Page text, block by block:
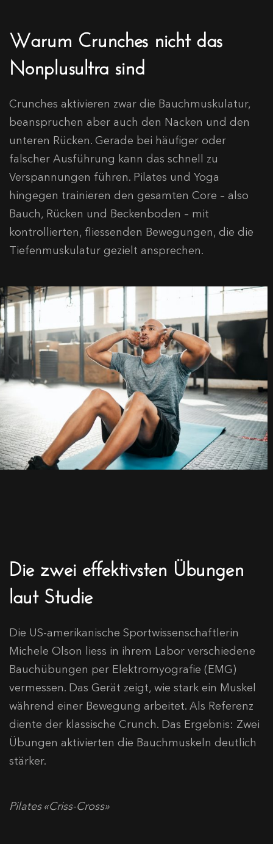
Warum Crunches nicht das
Nonplusultra sind
Crunches aktivieren zwar die Bauchmuskulatur,
beanspruchen aber auch den Nacken und den
unteren Rücken. Gerade bei häufiger oder
falscher Ausführung kann das schnell zu
Verspannungen führen. Pilates und Yoga
hingegen trainieren den gesamten Core – also
Bauch, Rücken und Beckenboden – mit
kontrollierten, fliessenden Bewegungen, die die
Tiefenmuskulatur gezielt ansprechen.
Die zwei effektivsten Übungen
laut Studie
Die US-amerikanische Sportwissenschaftlerin
Michele Olson liess in ihrem Labor verschiedene
Bauchübungen per Elektromyografie (EMG)
vermessen. Das Gerät zeigt, wie stark ein Muskel
während einer Bewegung arbeitet. Als Referenz
diente der klassische Crunch. Das Ergebnis: Zwei
Übungen aktivierten die Bauchmuskeln deutlich
stärker.
Pilates «Criss-Cross»